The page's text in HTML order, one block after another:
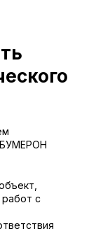
БУМЕРОН
с